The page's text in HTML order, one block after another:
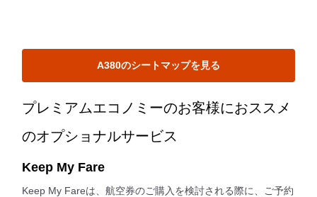
A380のシートマップを見る
プレミアムエコノミーのお客様におススメ
のオプショナルサービス
Keep My Fare
Keep My Fareは、航空券のご購入を検討される際に、ご予約